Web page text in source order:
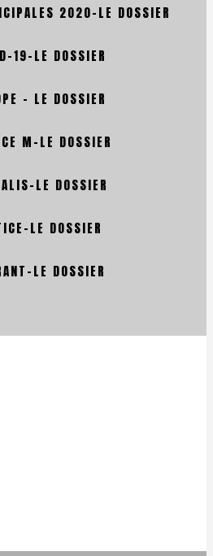
2020-LE DOSSIER
19-LE DOSSIER
– LE DOSSIER
M-LE DOSSIER
LE DOSSIER
LE DOSSIER
LE DOSSIER